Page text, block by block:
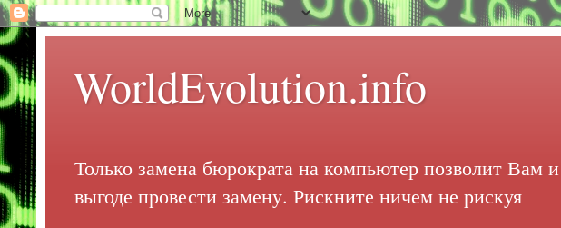
WorldEvolution.info
Только замена бюрократа на компьютер позволит
выгоде провести замену. Рискните ничем не рискуя